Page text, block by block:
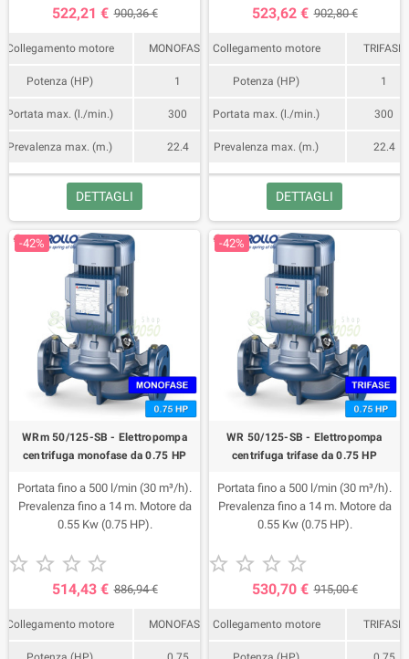
522,21 € 900,36 €
Collegamento motore MONOFASE
Potenza (HP) 1
Portata max. (l./min.) 300
Prevalenza max. (m.) 22.4
DETTAGLI
523,62 € 902,80 €
Collegamento motore TRIFASE
Potenza (HP) 1
Portata max. (l./min.) 300
Prevalenza max. (m.) 22.4
DETTAGLI
-42%
WRm 50/125-SB - Elettropompa
centrifuga monofase da 0.75 HP
Portata fino a 500 l/min (30 m³/h).
Prevalenza fino a 14 m. Motore da
0.55 Kw (0.75 HP).
   
514,43 € 886,94 €
Collegamento motore MONOFASE
-42%
WR 50/125-SB - Elettropompa
centrifuga trifase da 0.75 HP
Portata fino a 500 l/min (30 m³/h).
Prevalenza fino a 14 m. Motore da
0.55 Kw (0.75 HP).
   
530,70 € 915,00 €
Collegamento motore TRIFASE